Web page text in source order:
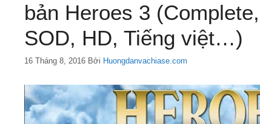
bản Heroes 3
SOD, HD, Tiếng việt…)
16 Tháng 8, 2016 Bởi Huongdanvachiase.com